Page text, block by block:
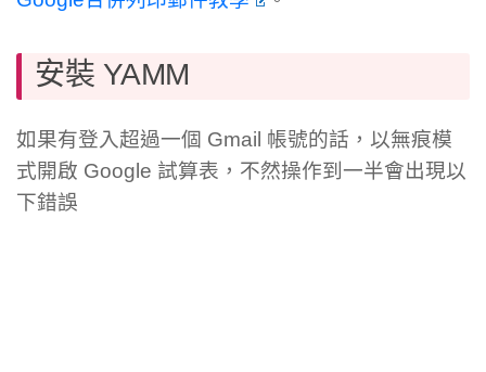
安裝 YAMM
如果有登入超過一個 Gmail 帳號的話，以無痕模
式開啟 Google 試算表，不然操作到一半會出現以
下錯誤